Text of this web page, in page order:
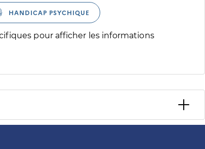
HANDICAP PSYCHIQUE
pour afficher les informations